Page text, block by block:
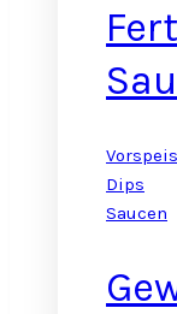
Dips
Saucen